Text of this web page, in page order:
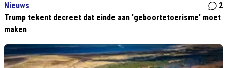
Nieuws
2
Trump tekent decreet dat einde aan 'geboortetoerisme' moet
maken